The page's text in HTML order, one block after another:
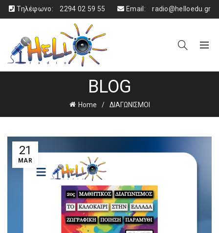
Τηλέφωνο: 2294 02 59 55 Email: radio@helloedu.gr
BLOG
Home ΔΙΑΓΩΝΙΣΜΟΙ
21
MAR